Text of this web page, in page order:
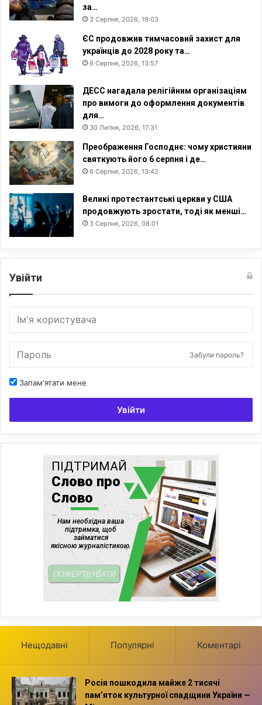
за…
3 Серпня, 2026, 19:03
ЄС продовжив тимчасовий захист для
українців до 2028 року та…
6 Серпня, 2026, 13:57
ДЕСС нагадала релігійним організаціям
про вимоги до оформлення документів
для…
30 Липня, 2026, 17:31
Преображення Господнє: чому християни
святкують його 6 серпня і де…
6 Серпня, 2026, 13:42
Великі протестантські церкви у США
продовжують зростати, тоді як менші…
3 Серпня, 2026, 08:01
Увійти
Забули пароль?
Запам'ятати мене
Увійти
Нещодавні Популярні Коментарі
Росія пошкодила майже 2 тисячі
пам’яток культурної спадщини України —